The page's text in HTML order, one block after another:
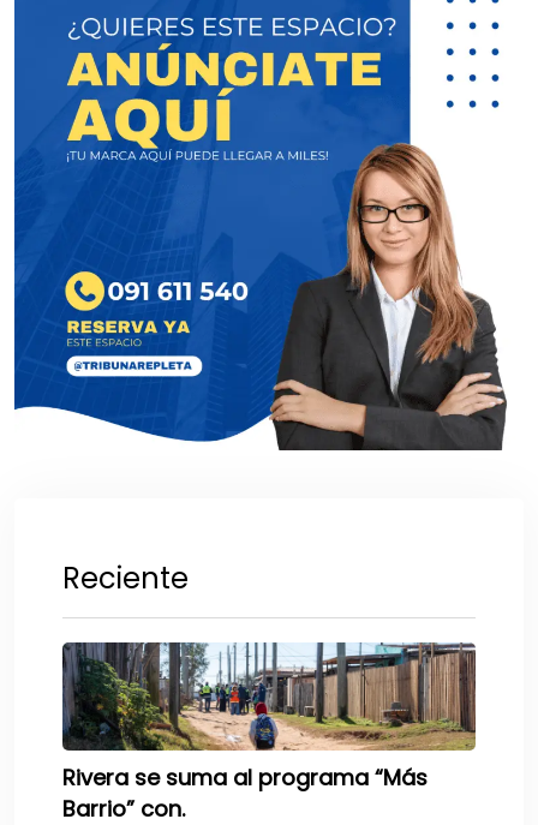
Reciente
Rivera se suma al programa “Más
Barrio” con.